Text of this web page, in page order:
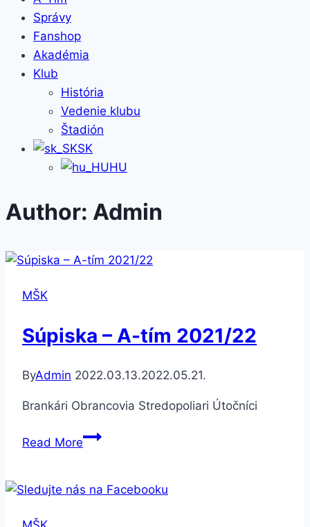
Správy
Fanshop
Akadémia
Klub
História
Vedenie klubu
Štadión
SK
HU
Author: Admin
MŠK
Súpiska – A-tím 2021/22
ByAdmin 2022.03.13.2022.05.21.
Brankári Obrancovia Stredopoliari Útočníci
Read MoreSúpiska
tím